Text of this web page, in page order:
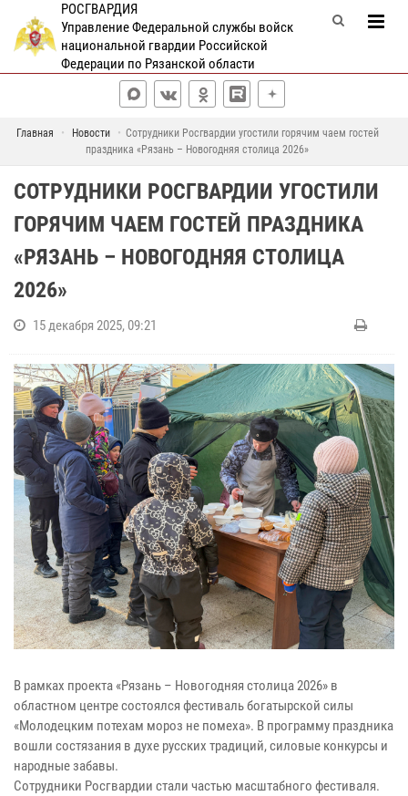
РОСГВАРДИЯ
Управление Федеральной службы войск
национальной гвардии Российской
Федерации по Рязанской области
Главная Новости
Сотрудники Росгвардии угостили горячим чаем гостей
праздника «Рязань – Новогодняя столица 2026»
СОТРУДНИКИ РОСГВАРДИИ УГОСТИЛИ
ГОРЯЧИМ ЧАЕМ ГОСТЕЙ ПРАЗДНИКА
«РЯЗАНЬ – НОВОГОДНЯЯ СТОЛИЦА
2026»
15 декабря 2025, 09:21
В рамках проекта «Рязань – Новогодняя столица 2026» в
областном центре состоялся фестиваль богатырской силы
«Молодецким потехам мороз не помеха». В программу праздника
вошли состязания в духе русских традиций, силовые конкурсы и
народные забавы.
Сотрудники Росгвардии стали частью масштабного фестиваля.